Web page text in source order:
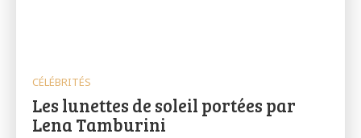
CÉLÉBRITÉS
Les lunettes de soleil portées par
Lena Tamburini